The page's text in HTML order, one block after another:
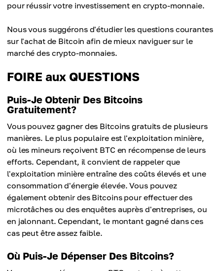
pour réussir votre investissement en crypto-monnaie.
Nous vous suggérons d'étudier les questions courantes
sur l'achat de Bitcoin afin de mieux naviguer sur le
marché des crypto-monnaies.
FOIRE aux QUESTIONS
Puis-Je Obtenir Des Bitcoins
Gratuitement?
Vous pouvez gagner des Bitcoins gratuits de plusieurs
manières. Le plus populaire est l'exploitation minière,
où les mineurs reçoivent BTC en récompense de leurs
efforts. Cependant, il convient de rappeler que
l'exploitation minière entraîne des coûts élevés et une
consommation d'énergie élevée. Vous pouvez
également obtenir des Bitcoins pour effectuer des
microtâches ou des enquêtes auprès d'entreprises, ou
en jalonnant. Cependant, le montant gagné dans ces
cas peut être assez faible.
Où Puis-Je Dépenser Des Bitcoins?